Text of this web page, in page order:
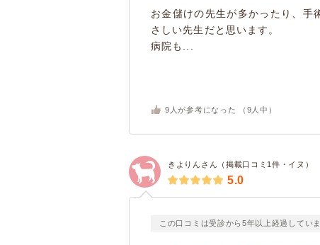
お金儲けの先生が多かったり、手
さしい先生だと思います。
病院も...
9 人が参考になった （ 9 人中）
きよりんさん（掲載口コミ1件・イヌ）
5.0
この口コミは受診から5年以上経過していま